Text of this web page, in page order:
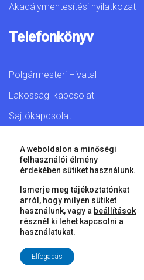
Akadálymentesítési nyilatkozat
Telefonkönyv
Polgármesteri Hivatal
Lakossági kapcsolat
Sajtókapcsolat
© 2026 Győr Megyei Jogú
A weboldalon a minőségi
felhasználói élmény
érdekében sütiket használunk.
Ismerje meg tájékoztatónkat
arról, hogy milyen sütiket
használunk, vagy a beállítások
résznél ki lehet kapcsolni a
használatukat.
Elfogadás